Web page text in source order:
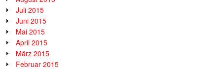
Juli 2015
Juni 2015
Mai 2015
April 2015
März 2015
Februar 2015